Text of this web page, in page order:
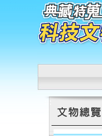
跳到主要內容區塊